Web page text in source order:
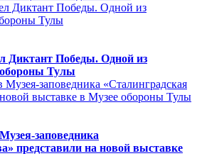
Диктант Победы. Одной из
Тулы
заповедника
представили на новой выставке